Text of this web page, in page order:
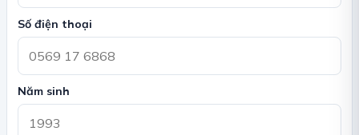
Số điện thoại
Năm sinh